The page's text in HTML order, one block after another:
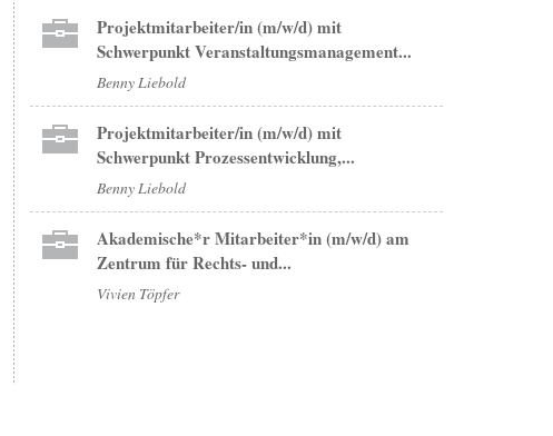
Projektmitarbeiter/in (m/w/d) mit
Schwerpunkt Veranstaltungsmanagement...
Benny Liebold
Projektmitarbeiter/in (m/w/d) mit
Schwerpunkt Prozessentwicklung,...
Benny Liebold
Akademische*r Mitarbeiter*in (m/w/d) am
Zentrum für Rechts- und...
Vivien Töpfer